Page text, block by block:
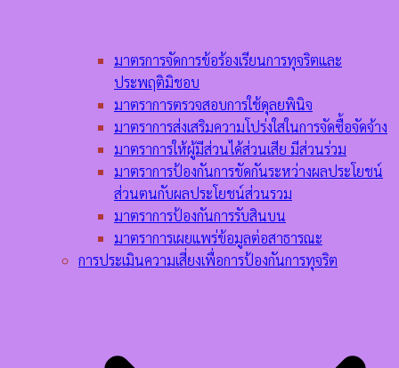
มาตรการจัดการข้อร้องเรียนการทุจริตและ
ประพฤติมิชอบ
มาตราการตรวจสอบการใช้ดุลยพินิจ
มาตราการส่งเสริมความโปร่งใสในการจัดซื้อจัดจ้าง
มาตราการให้ผู้มีส่วนได้ส่วนเสีย มีส่วนร่วม
มาตราการป้องกันการขัดกันระหว่างผลประโยชน์
ส่วนตนกับผลประโยชน์ส่วนรวม
มาตราการป้องกันการรับสินบน
มาตราการเผยแพร่ข้อมูลต่อสาธารณะ
การประเมินความเสี่ยงเพื่อการป้องกันการทุจริต